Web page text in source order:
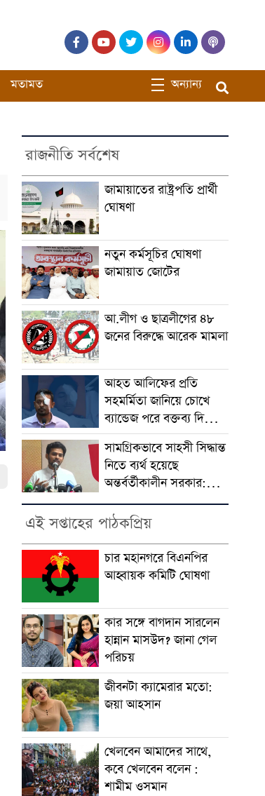
মতামত অন্যান্য
রাজনীতি সর্বশেষ
জামায়াতের রাষ্ট্রপতি প্রার্থী
ঘোষণা
নতুন কর্মসূচির ঘোষণা
জামায়াত জোটের
আ.লীগ ও ছাত্রলীগের ৪৮
জনের বিরুদ্ধে আরেক মামলা
আহত আলিফের প্রতি
সহমর্মিতা জানিয়ে চোখে
ব্যান্ডেজ পরে বক্তব্য দিলেন
পাটওয়ারী
সামগ্রিকভাবে সাহসী সিদ্ধান্ত
নিতে ব্যর্থ হয়েছে
অন্তর্বর্তীকালীন সরকার:
আসিফ মাহমুদ
এই সপ্তাহের পাঠকপ্রিয়
চার মহানগরে বিএনপির
আহ্বায়ক কমিটি ঘোষণা
কার সঙ্গে বাগদান সারলেন
হান্নান মাসউদ? জানা গেল
পরিচয়
জীবনটা ক্যামেরার মতো:
জয়া আহসান
খেলবেন আমাদের সাথে,
কবে খেলবেন বলেন :
শামীম ওসমান